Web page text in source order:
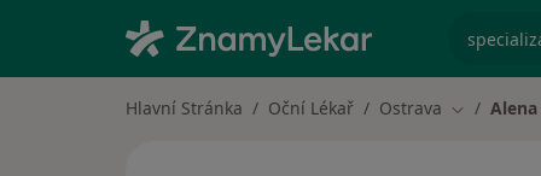
Hlavní Stránka Oční Lékař Ostrava Změna